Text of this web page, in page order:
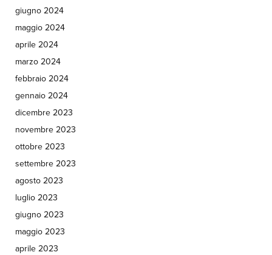
giugno 2024
maggio 2024
aprile 2024
marzo 2024
febbraio 2024
gennaio 2024
dicembre 2023
novembre 2023
ottobre 2023
settembre 2023
agosto 2023
luglio 2023
giugno 2023
maggio 2023
aprile 2023